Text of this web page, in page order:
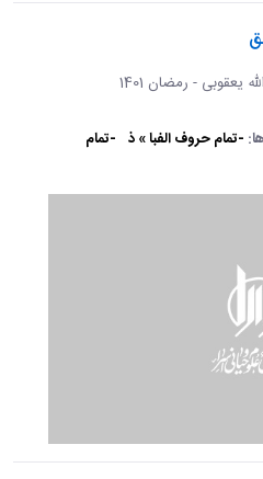
یعقوبی - رمضان 1401
-تمام حروف الفبا » ذ -تمام